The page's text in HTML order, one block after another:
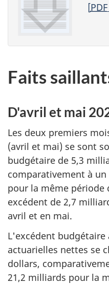
[PDF
Faits
D'avril et mai
Les deux premiers
(avril et mai) se sont
budgétaire de 5,3
comparativement à
pour la même période
excédent de 2,7
avril et en mai.
L'excédent budgétaire
actuarielles nettes se
dollars,
21,2 milliards pour la